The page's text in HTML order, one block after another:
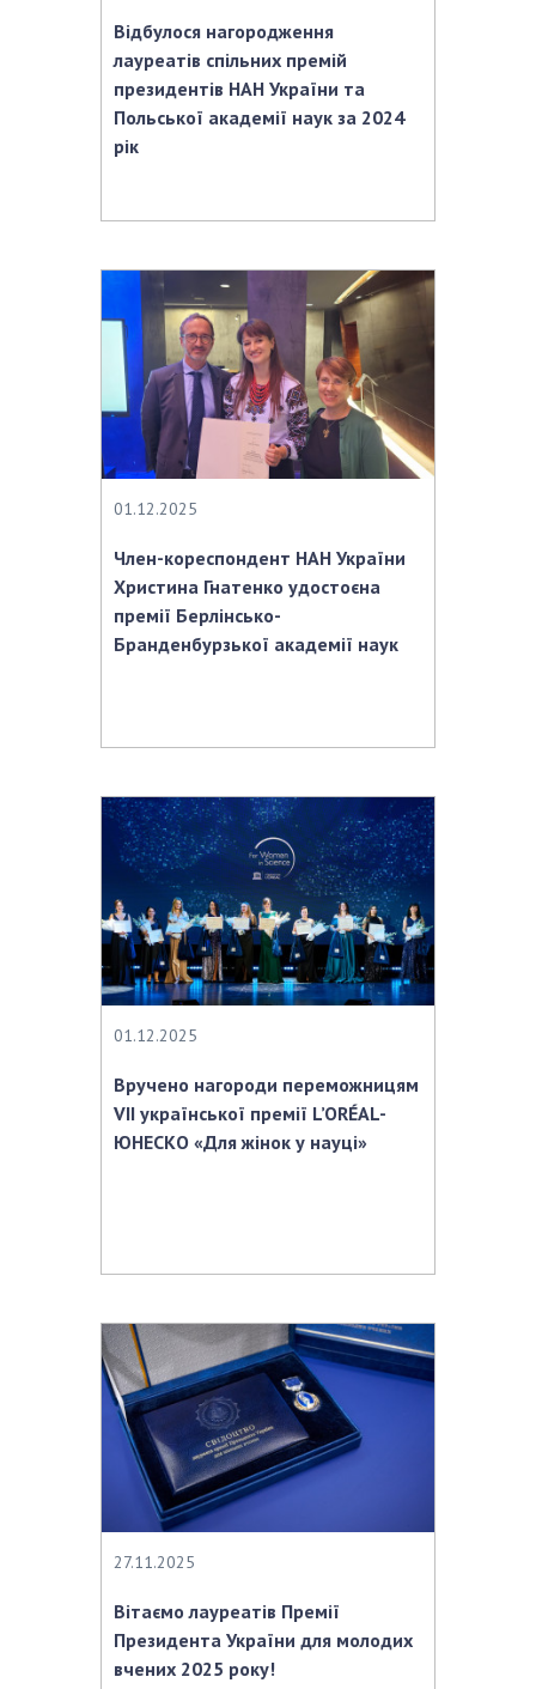
Відбулося нагородження
лауреатів спільних премій
президентів НАН України та
Польської академії наук за 2024
рік
01.12.2025
Член-кореспондент НАН України
Христина Гнатенко удостоєна
премії Берлінсько-
Бранденбурзької академії наук
01.12.2025
Вручено нагороди переможницям
VІІ української премії L’ORÉAL-
ЮНЕСКО «Для жінок у науці»
27.11.2025
Вітаємо лауреатів Премії
Президента України для молодих
вчених 2025 року!